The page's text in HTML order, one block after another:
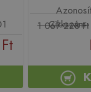
1 067 228 Ft